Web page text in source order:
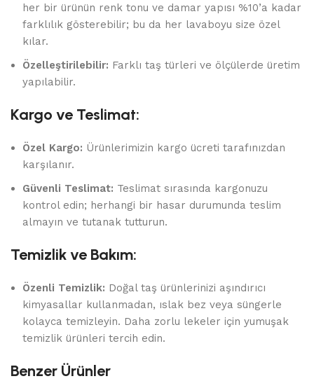
her bir ürünün renk tonu ve damar yapısı %10’a kadar
farklılık gösterebilir; bu da her lavaboyu size özel
kılar.
Özelleştirilebilir: Farklı taş türleri ve ölçülerde üretim
yapılabilir.
Kargo ve Teslimat:
Özel Kargo: Ürünlerimizin kargo ücreti tarafınızdan
karşılanır.
Güvenli Teslimat: Teslimat sırasında kargonuzu
kontrol edin; herhangi bir hasar durumunda teslim
almayın ve tutanak tutturun.
Temizlik ve Bakım:
Özenli Temizlik: Doğal taş ürünlerinizi aşındırıcı
kimyasallar kullanmadan, ıslak bez veya süngerle
kolayca temizleyin. Daha zorlu lekeler için yumuşak
temizlik ürünleri tercih edin.
Benzer Ürünler